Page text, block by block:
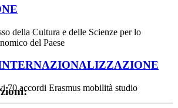
della Cultura e delle Scienze per lo
del Paese
70 accordi Erasmus mobilità studio